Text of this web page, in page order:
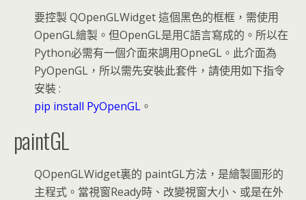
要控製 QOpenGLWidget 這個黑色的框框，需使用
OpenGL繪製。但OpenGL是用C語言寫成的。所以在
Python必需有一個介面來調用OpneGL。此介面為
PyOpenGL，所以需先安裝此套件，請使用如下指令
安裝 :
pip install PyOpenGL 。
paintGL
QOpenGLWidget裏的 paintGL方法，是繪製圖形的
主程式。當視窗Ready時、改變視窗大小、或是在外